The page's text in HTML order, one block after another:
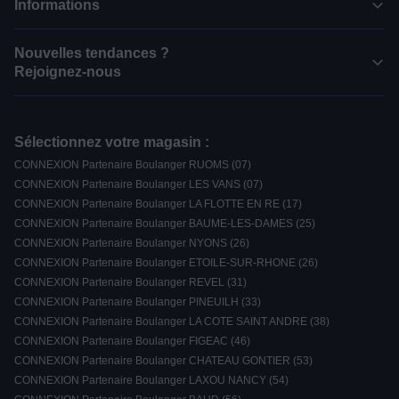
Informations
Nouvelles tendances ?
Rejoignez-nous
Sélectionnez votre magasin :
CONNEXION Partenaire Boulanger RUOMS (07)
CONNEXION Partenaire Boulanger LES VANS (07)
CONNEXION Partenaire Boulanger LA FLOTTE EN RE (17)
CONNEXION Partenaire Boulanger BAUME-LES-DAMES (25)
CONNEXION Partenaire Boulanger NYONS (26)
CONNEXION Partenaire Boulanger ETOILE-SUR-RHONE (26)
CONNEXION Partenaire Boulanger REVEL (31)
CONNEXION Partenaire Boulanger PINEUILH (33)
CONNEXION Partenaire Boulanger LA COTE SAINT ANDRE (38)
CONNEXION Partenaire Boulanger FIGEAC (46)
CONNEXION Partenaire Boulanger CHATEAU GONTIER (53)
CONNEXION Partenaire Boulanger LAXOU NANCY (54)